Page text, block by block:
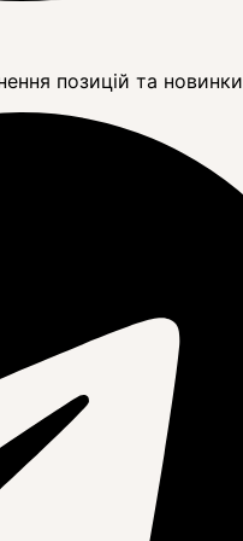
позицій та новинки